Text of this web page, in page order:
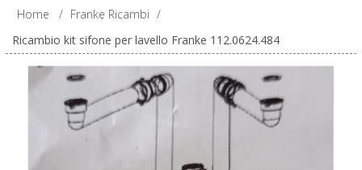
Home / Franke Ricambi /
Ricambio kit sifone per lavello Franke 112.0624.484